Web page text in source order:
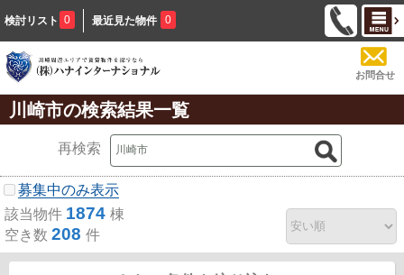
検討リスト 0 最近見た物件 0
お問合せ
川崎市の検索結果一覧
再検索
募集中のみ表示
該当物件 1874 棟
空き数 208 件